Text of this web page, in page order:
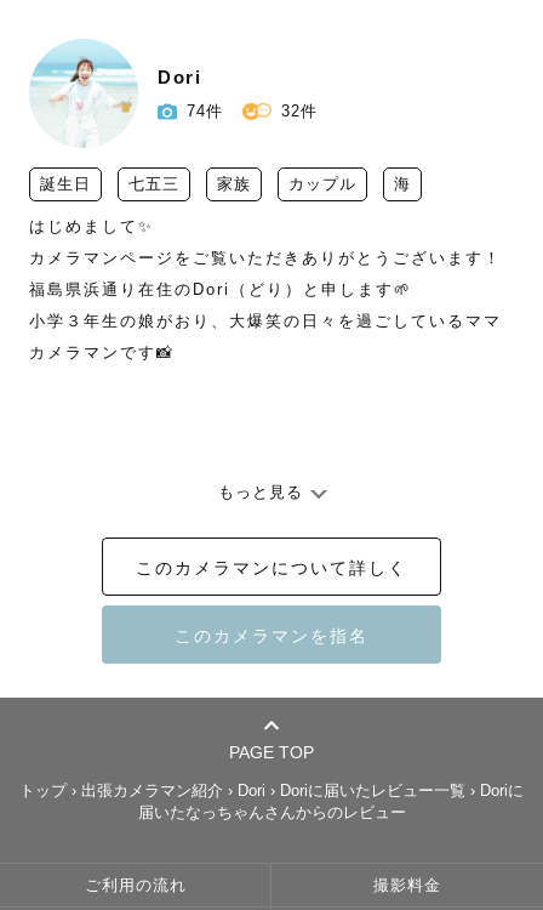
Dori
74件 32件
誕生日 七五三 家族 カップル 海
はじめまして✨
カメラマンページをご覧いただきありがとうございます！
福島県浜通り在住のDori（どり）と申します🌱
小学３年生の娘がおり、大爆笑の日々を過ごしているママ
カメラマンです📸
【幸せを残すお手伝い】をさせていただきます
あっという間に過ぎてしまう、幸せが溢れている何気ない
皆様の大切な瞬間を写真というカタチで残していきます
ーーーーーーーーーーーーーーーーーーーーーーーーーー
ーー
もっと見る
このカメラマンについて詳しく
PAGE TOP
トップ › 出張カメラマン紹介 › Dori › Doriに届いたレビュー一覧 › Doriに
届いたなっちゃんさんからのレビュー
ご利用の流れ 撮影料金